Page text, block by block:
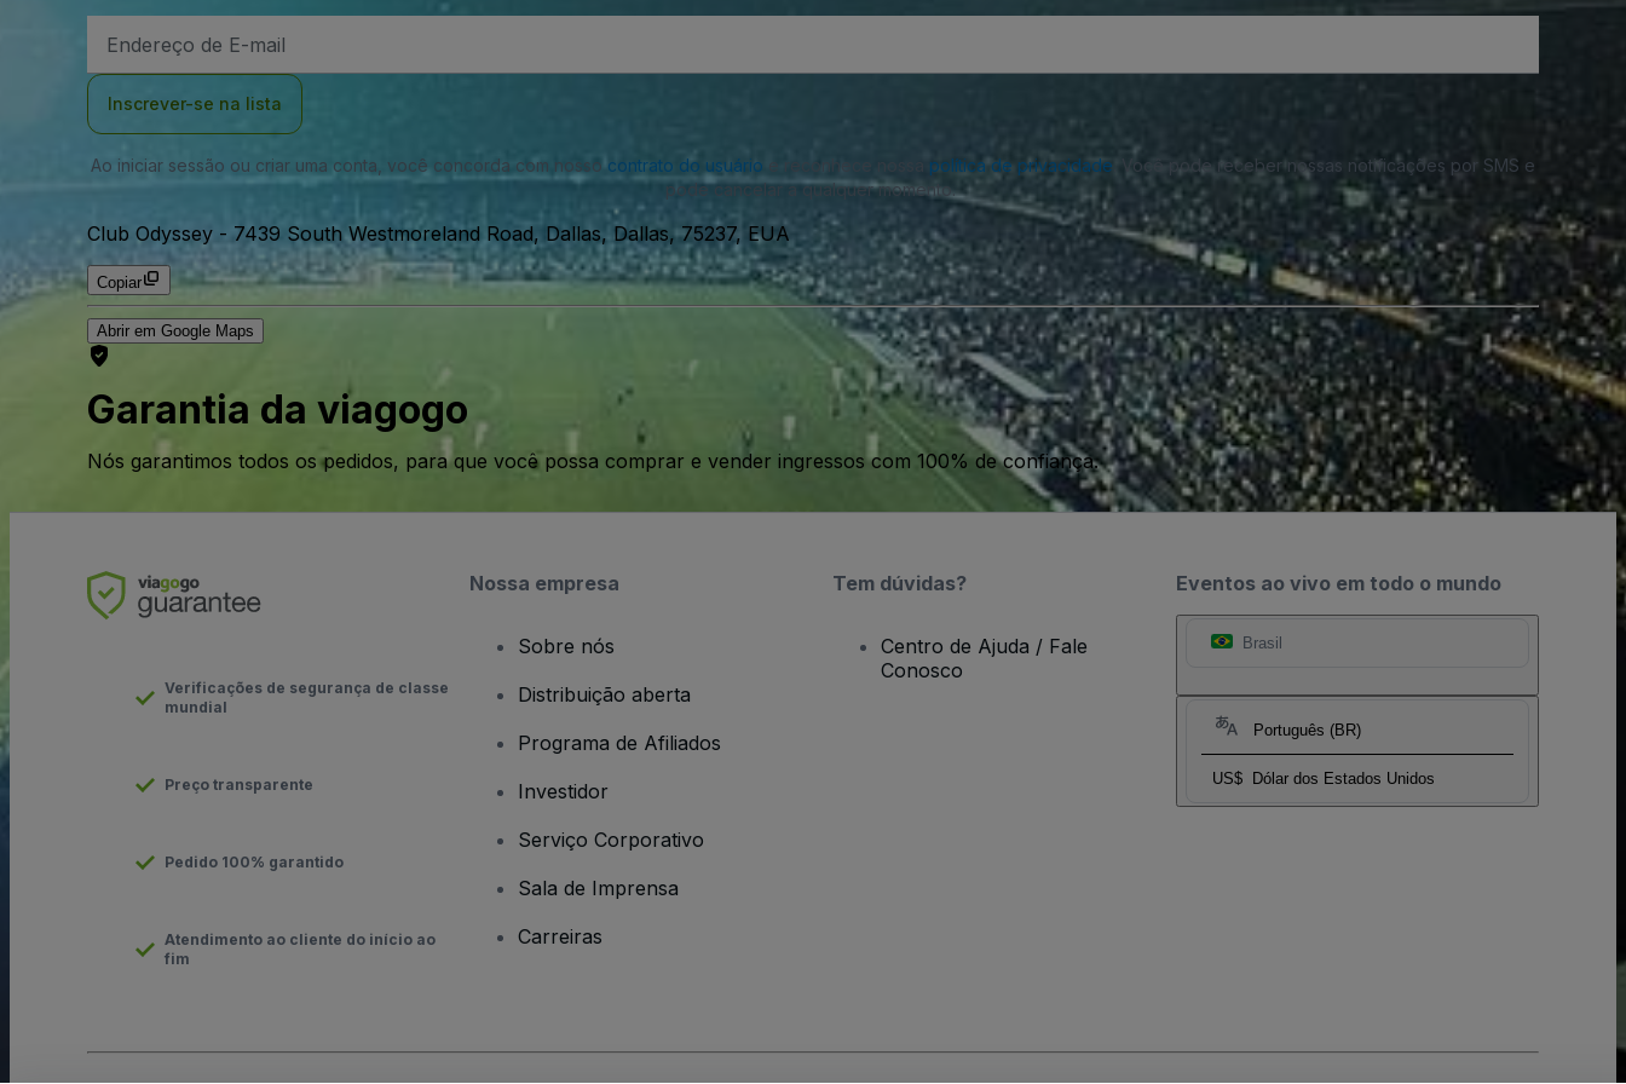
de
Inscrever-se na lista
Ao iniciar sessão ou criar uma conta, você concorda com nosso contrato do usuário e reconhece nossa política de privacidade . Você pode receber nossas notificações por SMS e
pode cancelar a qualquer momento.
Club Odyssey - 7439 South Westmoreland Road, Dallas, Dallas, 75237, EUA
Copiar
Abrir em Google Maps
Garantia da viagogo
Nós garantimos todos os pedidos, para que você possa comprar e vender ingressos com 100% de confiança.
Eventos ao vivo em todo o mundo
Brasil
Português (BR)
US$ Dólar dos Estados Unidos
Verificações de segurança de classe
mundial
Preço transparente
Pedido 100% garantido
Atendimento ao cliente do início ao
fim
Nossa empresa
Sobre nós
Distribuição aberta
Programa de Afiliados
Investidor
Serviço Corporativo
Sala de Imprensa
Carreiras
Tem dúvidas?
Centro de Ajuda / Fale
Conosco